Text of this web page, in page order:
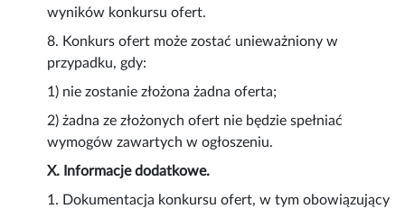
wyników konkursu ofert.
8. Konkurs ofert może zostać unieważniony w
przypadku, gdy:
1) nie zostanie złożona żadna oferta;
2) żadna ze złożonych ofert nie będzie spełniać
wymogów zawartych w ogłoszeniu.
X. Informacje dodatkowe.
1. Dokumentacja konkursu ofert, w tym obowiązujący